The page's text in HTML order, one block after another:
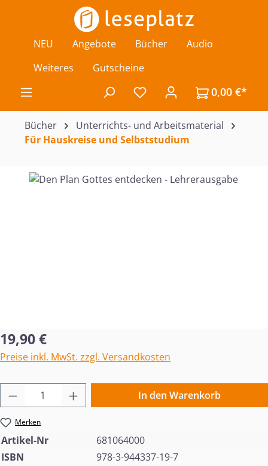
Zum Hauptinhalt springen
NEU Angebote Bücher
Audio
Weiteres
Gutscheine
Du hast 0 Produkte auf
0,00 €*
Bücher
Unterrichts- und Arbeitsmaterial
Für Hauskreise und Selbststudium
Bildergalerie überspringen
Regulärer Preis:
19,90 €
Preise inkl. MwSt. zzgl. Versandkosten
Produkt Anzahl: Gib den gewünschten
In den Warenkorb
Merken
Artikel-Nr
681064000
ISBN
978-3-944337-19-7